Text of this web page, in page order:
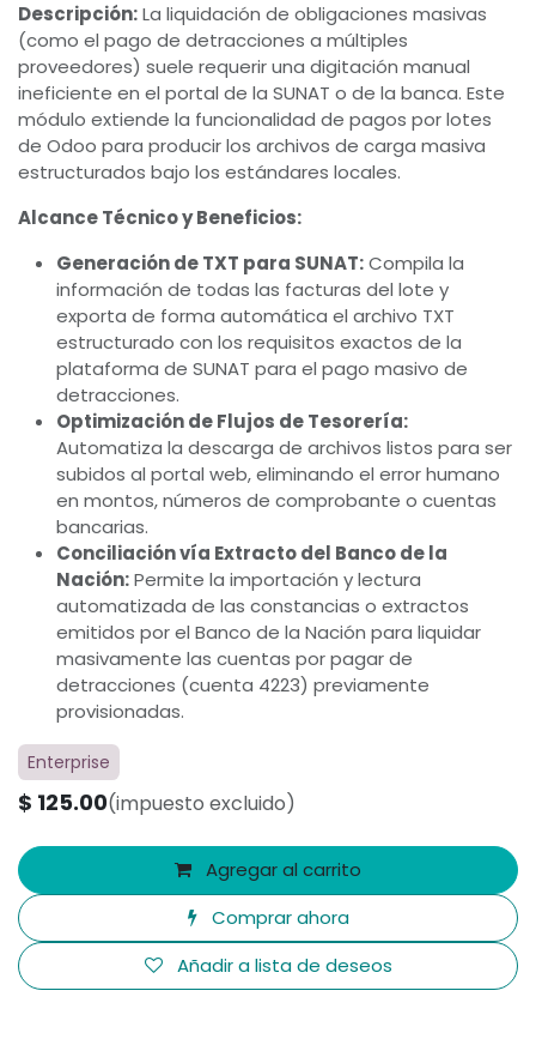
Descripción:La liquidación de obligaciones masivas
(como el pago de detracciones a múltiples
proveedores) suele requerir una digitación manual
ineficiente en el portal de la SUNAT o de la banca. Este
módulo extiende la funcionalidad de pagos por lotes
de Odoo para producir los archivos de carga masiva
estructurados bajo los estándares locales.
Alcance Técnico y Beneficios:
Generación de TXT para SUNAT:Compila la
información de todas las facturas del lote y
exporta de forma automática el archivo TXT
estructurado con los requisitos exactos de la
plataforma de SUNAT para el pago masivo de
detracciones.
Optimización de Flujos de Tesorería:
Automatiza la descarga de archivos listos para ser
subidos al portal web, eliminando el error humano
en montos, números de comprobante o cuentas
bancarias.
Conciliación vía Extracto del Banco de la
Nación:Permite la importación y lectura
automatizada de las constancias o extractos
emitidos por el Banco de la Nación para liquidar
masivamente las cuentas por pagar de
detracciones (cuenta 4223) previamente
provisionadas.
Enterprise
$ 125.00(impuesto excluido)
Agregar al carrito
Comprar ahora
Añadir a lista de deseos